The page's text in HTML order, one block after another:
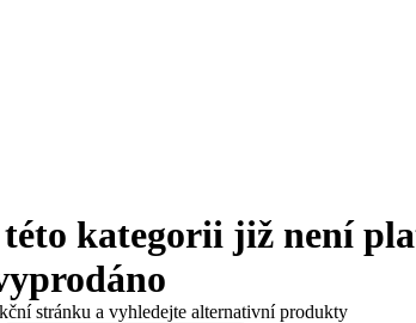
kategorii již není
stránku a vyhledejte alternativní produkty